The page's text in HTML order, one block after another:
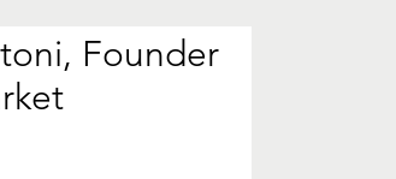
Founder